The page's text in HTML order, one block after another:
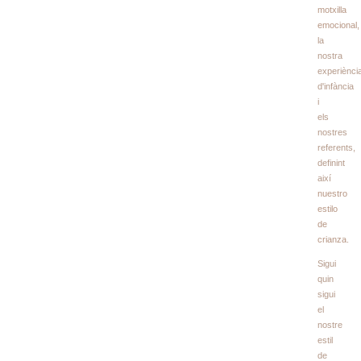
motxilla
emocional,
la
nostra
d'infància
i
els
nostres
referents,
definint
així
nuestro
estilo
de
crianza
Sigui
quin
sigui
el
nostre
estil
de